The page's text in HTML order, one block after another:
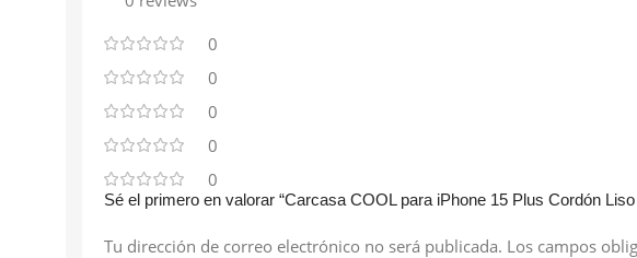
0
0
0
0
0
Sé el primero en valorar “Carcasa COOL para iPhone 15 Plus Cordón Liso
Tu dirección de correo electrónico no será publicada. Los campos